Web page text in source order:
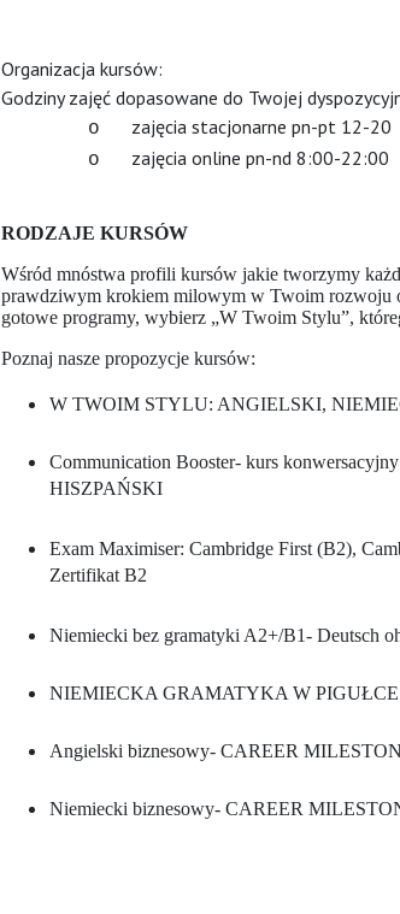
Organizacja kursów:
Godziny zajęć dopasowane do Twojej
o zajęcia stacjonarne pn-pt 12-20
o zajęcia online pn-nd 8:00-22:00
RODZAJE KURSÓW
Wśród mnóstwa profili kursów jakie tworzymy
prawdziwym krokiem milowym w Twoim rozwoju
gotowe programy, wybierz „W Twoim Stylu”,
Poznaj nasze propozycje kursów:
W TWOIM STYLU: ANGIELSKI,
Communication Booster- kurs
HISZPAŃSKI
Exam Maximiser: Cambridge First (B2),
Zertifikat B2
Niemiecki bez gramatyki A2+/B1- Deutsch
NIEMIECKA GRAMATYKA W PIGUŁCE
Angielski biznesowy- CAREER
Niemiecki biznesowy- CAREER